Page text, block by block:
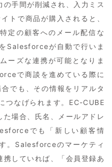
手間が削減され、入力ミス
トで商品が購入されると、
定の顧客へのメール配信な
Salesforceが自動で行いま
ーズな連携が可能となりま
で商談を進めている際に
でも、その情報をリアルタ
つなげられます。EC-CUBE
場合、氏名、メールアドレ
でも「新しい顧客情
。Salesforceのマーケティ
携していれば、「会員登録あ